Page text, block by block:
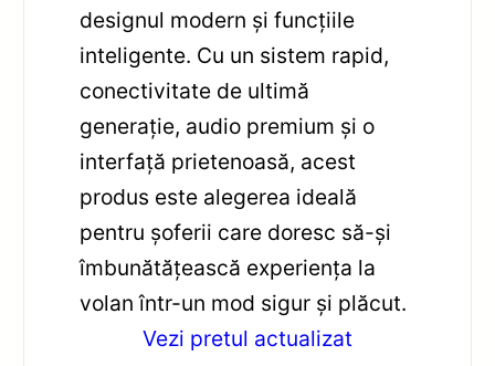
designul modern și funcțiile
inteligente. Cu un sistem rapid,
conectivitate de ultimă
generație, audio premium și o
interfață prietenoasă, acest
produs este alegerea ideală
pentru șoferii care doresc să-și
îmbunătățească experiența la
volan într-un mod sigur și plăcut.
Vezi pretul actualizat